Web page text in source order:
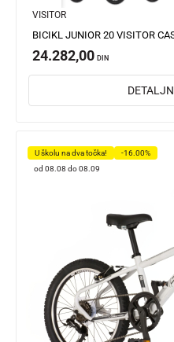
VISITOR
24.282,00 DIN
U školu na dva točka!
-16.00%
od 08.08 do 08.09